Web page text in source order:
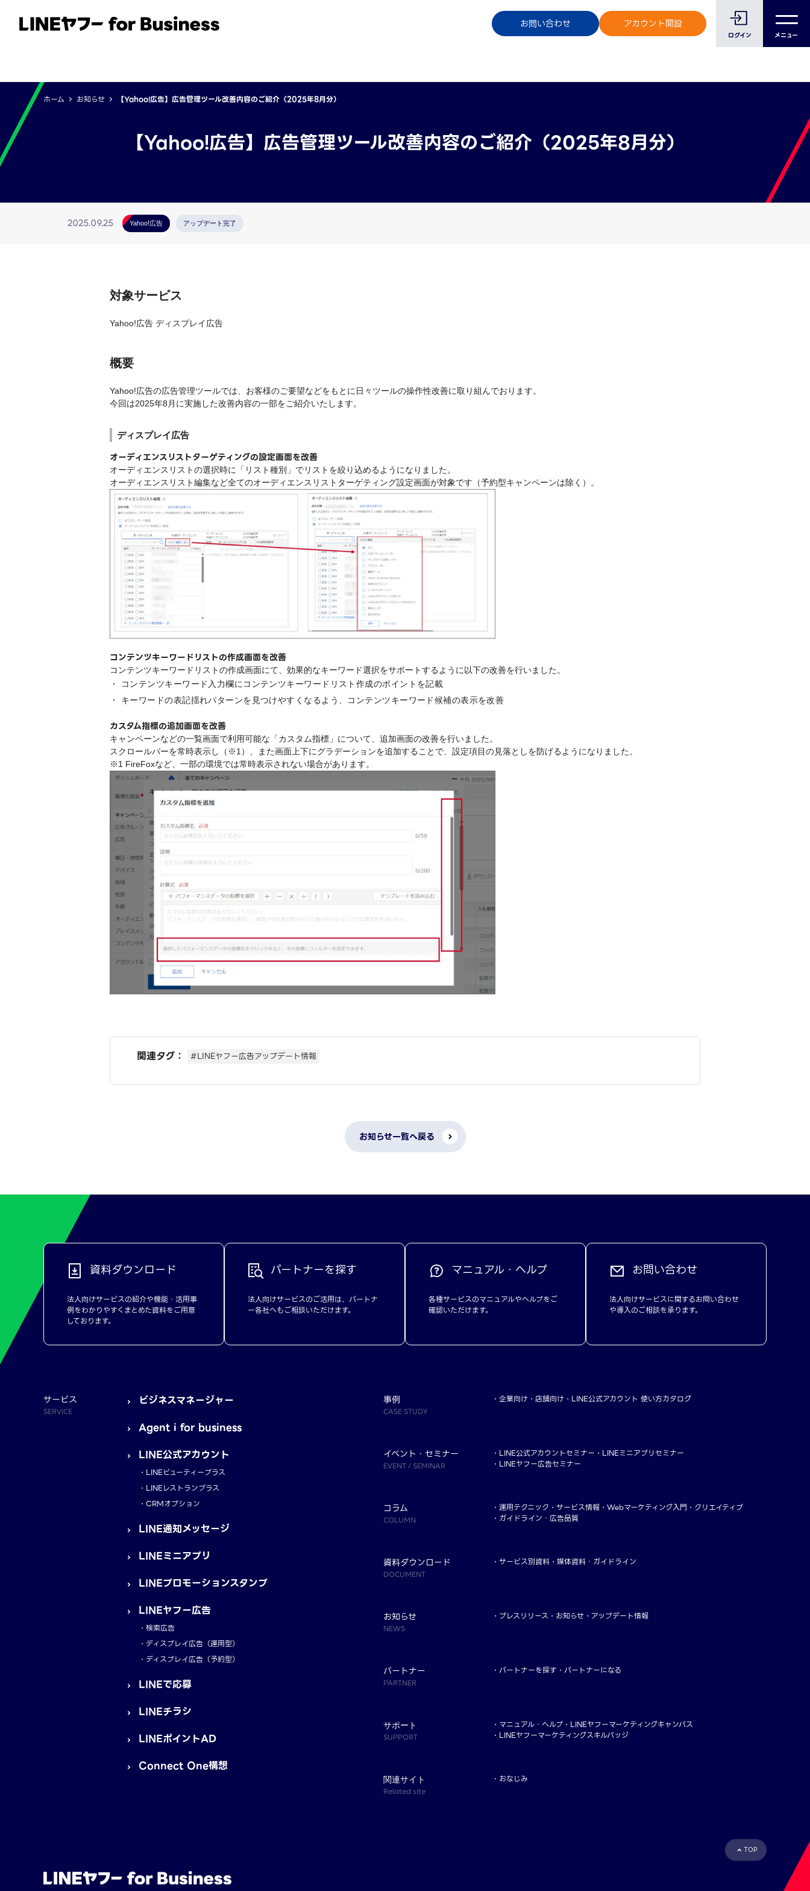
お問い合わせ アカウント開設
ログイン メニュー
サービス 事例 イベント・セミナー ご利用中のお客様へ
ホーム お知らせ 【Yahoo!広告】広告管理ツール改善内容のご紹介（2025年8月分）
【Yahoo!広告】広告管理ツール改善内容のご紹介（2025年8月分）
2025.09.25 Yahoo!広告 アップデート完了
対象サービス
Yahoo!広告 ディスプレイ広告
概要
Yahoo!広告の広告管理ツールでは、お客様のご要望などをもとに日々ツールの操作性改善に取り組んでおります。
今回は2025年8月に実施した改善内容の一部をご紹介いたします。
ディスプレイ広告
オーディエンスリストターゲティングの設定画面を改善
オーディエンスリストの選択時に「リスト種別」でリストを絞り込めるようになりました。
オーディエンスリスト編集など全てのオーディエンスリストターゲティング設定画面が対象です（予約型キャンペーンは除く）。
コンテンツキーワードリストの作成画面を改善
コンテンツキーワードリストの作成画面にて、効果的なキーワード選択をサポートするように以下の改善を行いました。
コンテンツキーワード入力欄にコンテンツキーワードリスト作成のポイントを記載
キーワードの表記揺れパターンを見つけやすくなるよう、コンテンツキーワード候補の表示を改善
カスタム指標の追加画面を改善
キャンペーンなどの一覧画面で利用可能な「カスタム指標」について、追加画面の改善を行いました。
スクロールバーを常時表示し（※1）、また画面上下にグラデーションを追加することで、設定項目の見落としを防げるようになりました。
※1 FireFoxなど、一部の環境では常時表示されない場合があります。
関連タグ： #LINEヤフー広告アップデート情報
お知らせ一覧へ戻る
資料ダウンロード
法人向けサービスの紹介や機能・活用事
例をわかりやすくまとめた資料をご用意
しております。
パートナーを探す
法人向けサービスのご活用は、パートナ
ー各社へもご相談いただけます。
マニュアル・ヘルプ
各種サービスのマニュアルやヘルプをご
確認いただけます。
お問い合わせ
法人向けサービスに関するお問い合わせ
や導入のご相談を承ります。
サービス
SERVICE
ビジネスマネージャー
Agent i for business
LINE公式アカウント
LINEビューティープラス
LINEレストランプラス
CRMオプション
LINE通知メッセージ
LINEミニアプリ
LINEプロモーションスタンプ
LINEヤフー広告
検索広告
ディスプレイ広告（運用型）
ディスプレイ広告（予約型）
LINEで応募
LINEチラシ
LINEポイントAD
Connect One構想
事例
CASE STUDY
企業向け 店舗向け LINE公式アカウント 使い方カタログ
イベント・セミナー
EVENT / SEMINAR
LINE公式アカウントセミナー
LINEミニアプリセミナー
LINEヤフー広告セミナー
コラム
COLUMN
運用テクニック サービス情報 Webマーケティング入門
クリエイティブ
ガイドライン・広告品質
資料ダウンロード
DOCUMENT
サービス別資料 媒体資料・ガイドライン
お知らせ
NEWS
プレスリリース お知らせ アップデート情報
パートナー
PARTNER
パートナーを探す パートナーになる
サポート
SUPPORT
マニュアル・ヘルプ
LINEヤフーマーケティングキャンパス
LINEヤフーマーケティングスキルバッジ
関連サイト
Related site
おなじみ
TOP